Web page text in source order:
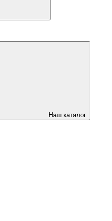
Наш каталог